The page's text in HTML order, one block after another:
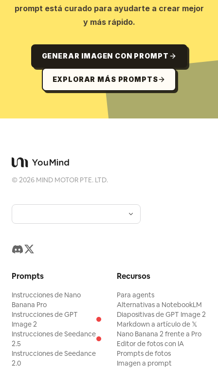
prompt está curado para ayudarte a crear mejor
y más rápido.
GENERAR IMAGEN CON PROMPT
EXPLORAR MÁS PROMPTS
©2026 MIND MOTOR PTE. LTD.
Prompts
Instrucciones de Nano
Banana Pro
Instrucciones de GPT
Image 2
Instrucciones de Seedance
2.5
Instrucciones de Seedance
2.0
Recursos
Para agents
Alternativas a NotebookLM
Diapositivas de GPT Image 2
Markdown a artículo de 𝕏
Nano Banana 2 frente a Pro
Editor de fotos con IA
Prompts de fotos
Imagen a prompt